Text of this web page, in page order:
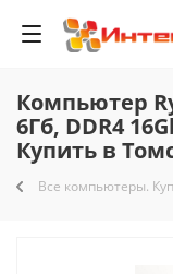
Компьютер
6Гб, DDR4
Купить в
Все компьютеры.